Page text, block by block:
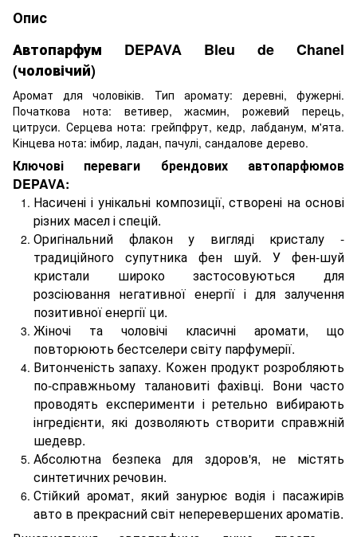
Опис
Автопарфум DEPAVA Bleu de Chanel
(чоловічий)
Аромат для чоловіків. Тип аромату: деревні, фужерні.
Початкова нота: ветивер, жасмин, рожевий перець,
цитруси. Серцева нота: грейпфрут, кедр, лабданум, м'ята.
Кінцева нота: імбир, ладан, пачулі, сандалове дерево.
Ключові переваги брендових автопарфюмов
DEPAVA:
Насичені і унікальні композиції, створені на основі
різних масел і спецій.
Оригінальний флакон у вигляді кристалу -
традиційного супутника фен шуй. У фен-шуй
кристали широко застосовуються для
розсіювання негативної енергії і для залучення
позитивної енергії ци.
Жіночі та чоловічі класичні аромати, що
повторюють бестселери світу парфумерії.
Витонченість запаху. Кожен продукт розробляють
по-справжньому талановиті фахівці. Вони часто
проводять експерименти і ретельно вибирають
інгредієнти, які дозволяють створити справжній
шедевр.
Абсолютна безпека для здоров'я, не містять
синтетичних речовин.
Стійкий аромат, який занурює водія і пасажирів
авто в прекрасний світ неперевершених ароматів.